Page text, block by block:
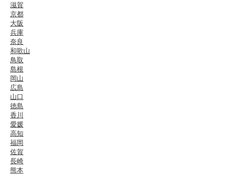
滋賀
京都
大阪
兵庫
奈良
和歌山
鳥取
島根
岡山
広島
山口
徳島
香川
愛媛
高知
福岡
佐賀
長崎
熊本